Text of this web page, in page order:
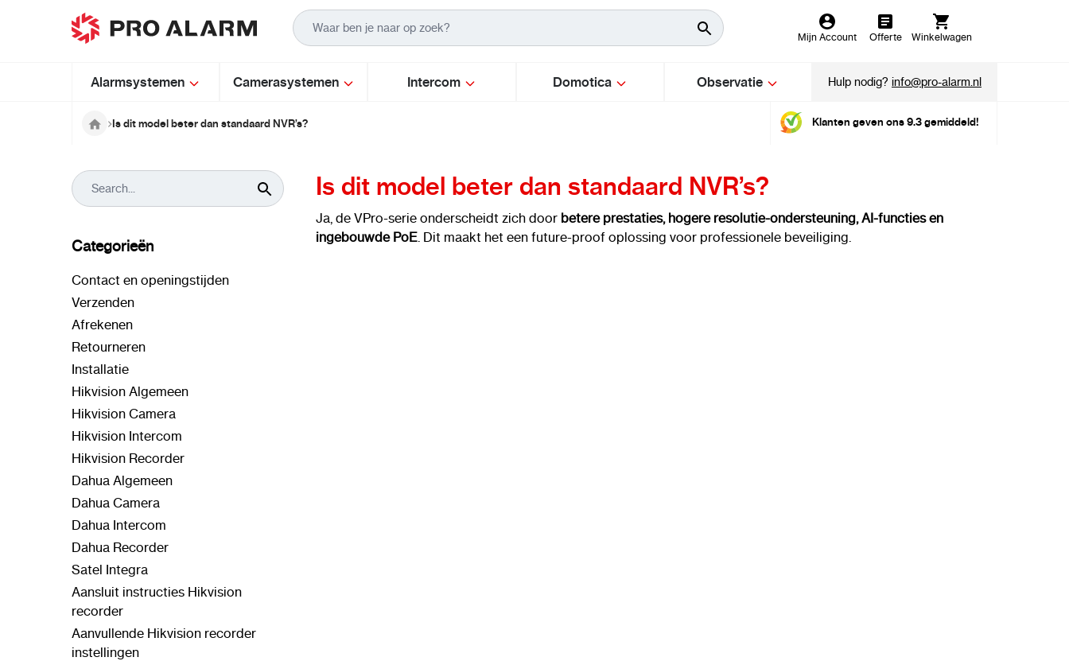
Ga naar de inhoud
Mijn Account Offerte Winkelwagen
Alarmsystemen Camerasystemen Intercom Domotica Observatie Hulp nodig?info@pro-alarm.nl
Is dit model beter dan standaard NVR’s? Klanten geven ons 9.3 gemiddeld!
Is dit model beter dan standaard NVR’s?
Ja, de VPro-serie onderscheidt zich door betere prestaties, hogere resolutie-ondersteuning, AI-functies en
ingebouwde PoE . Dit maakt het een future-proof oplossing voor professionele beveiliging.
Categorieën
Contact en openingstijden
Verzenden
Afrekenen
Retourneren
Installatie
Hikvision Algemeen
Hikvision Camera
Hikvision Intercom
Hikvision Recorder
Dahua Algemeen
Dahua Camera
Dahua Intercom
Dahua Recorder
Satel Integra
Aansluit instructies Hikvision
recorder
Aanvullende Hikvision recorder
instellingen